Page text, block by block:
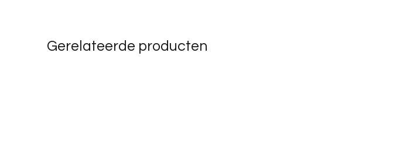
Gerelateerde producten